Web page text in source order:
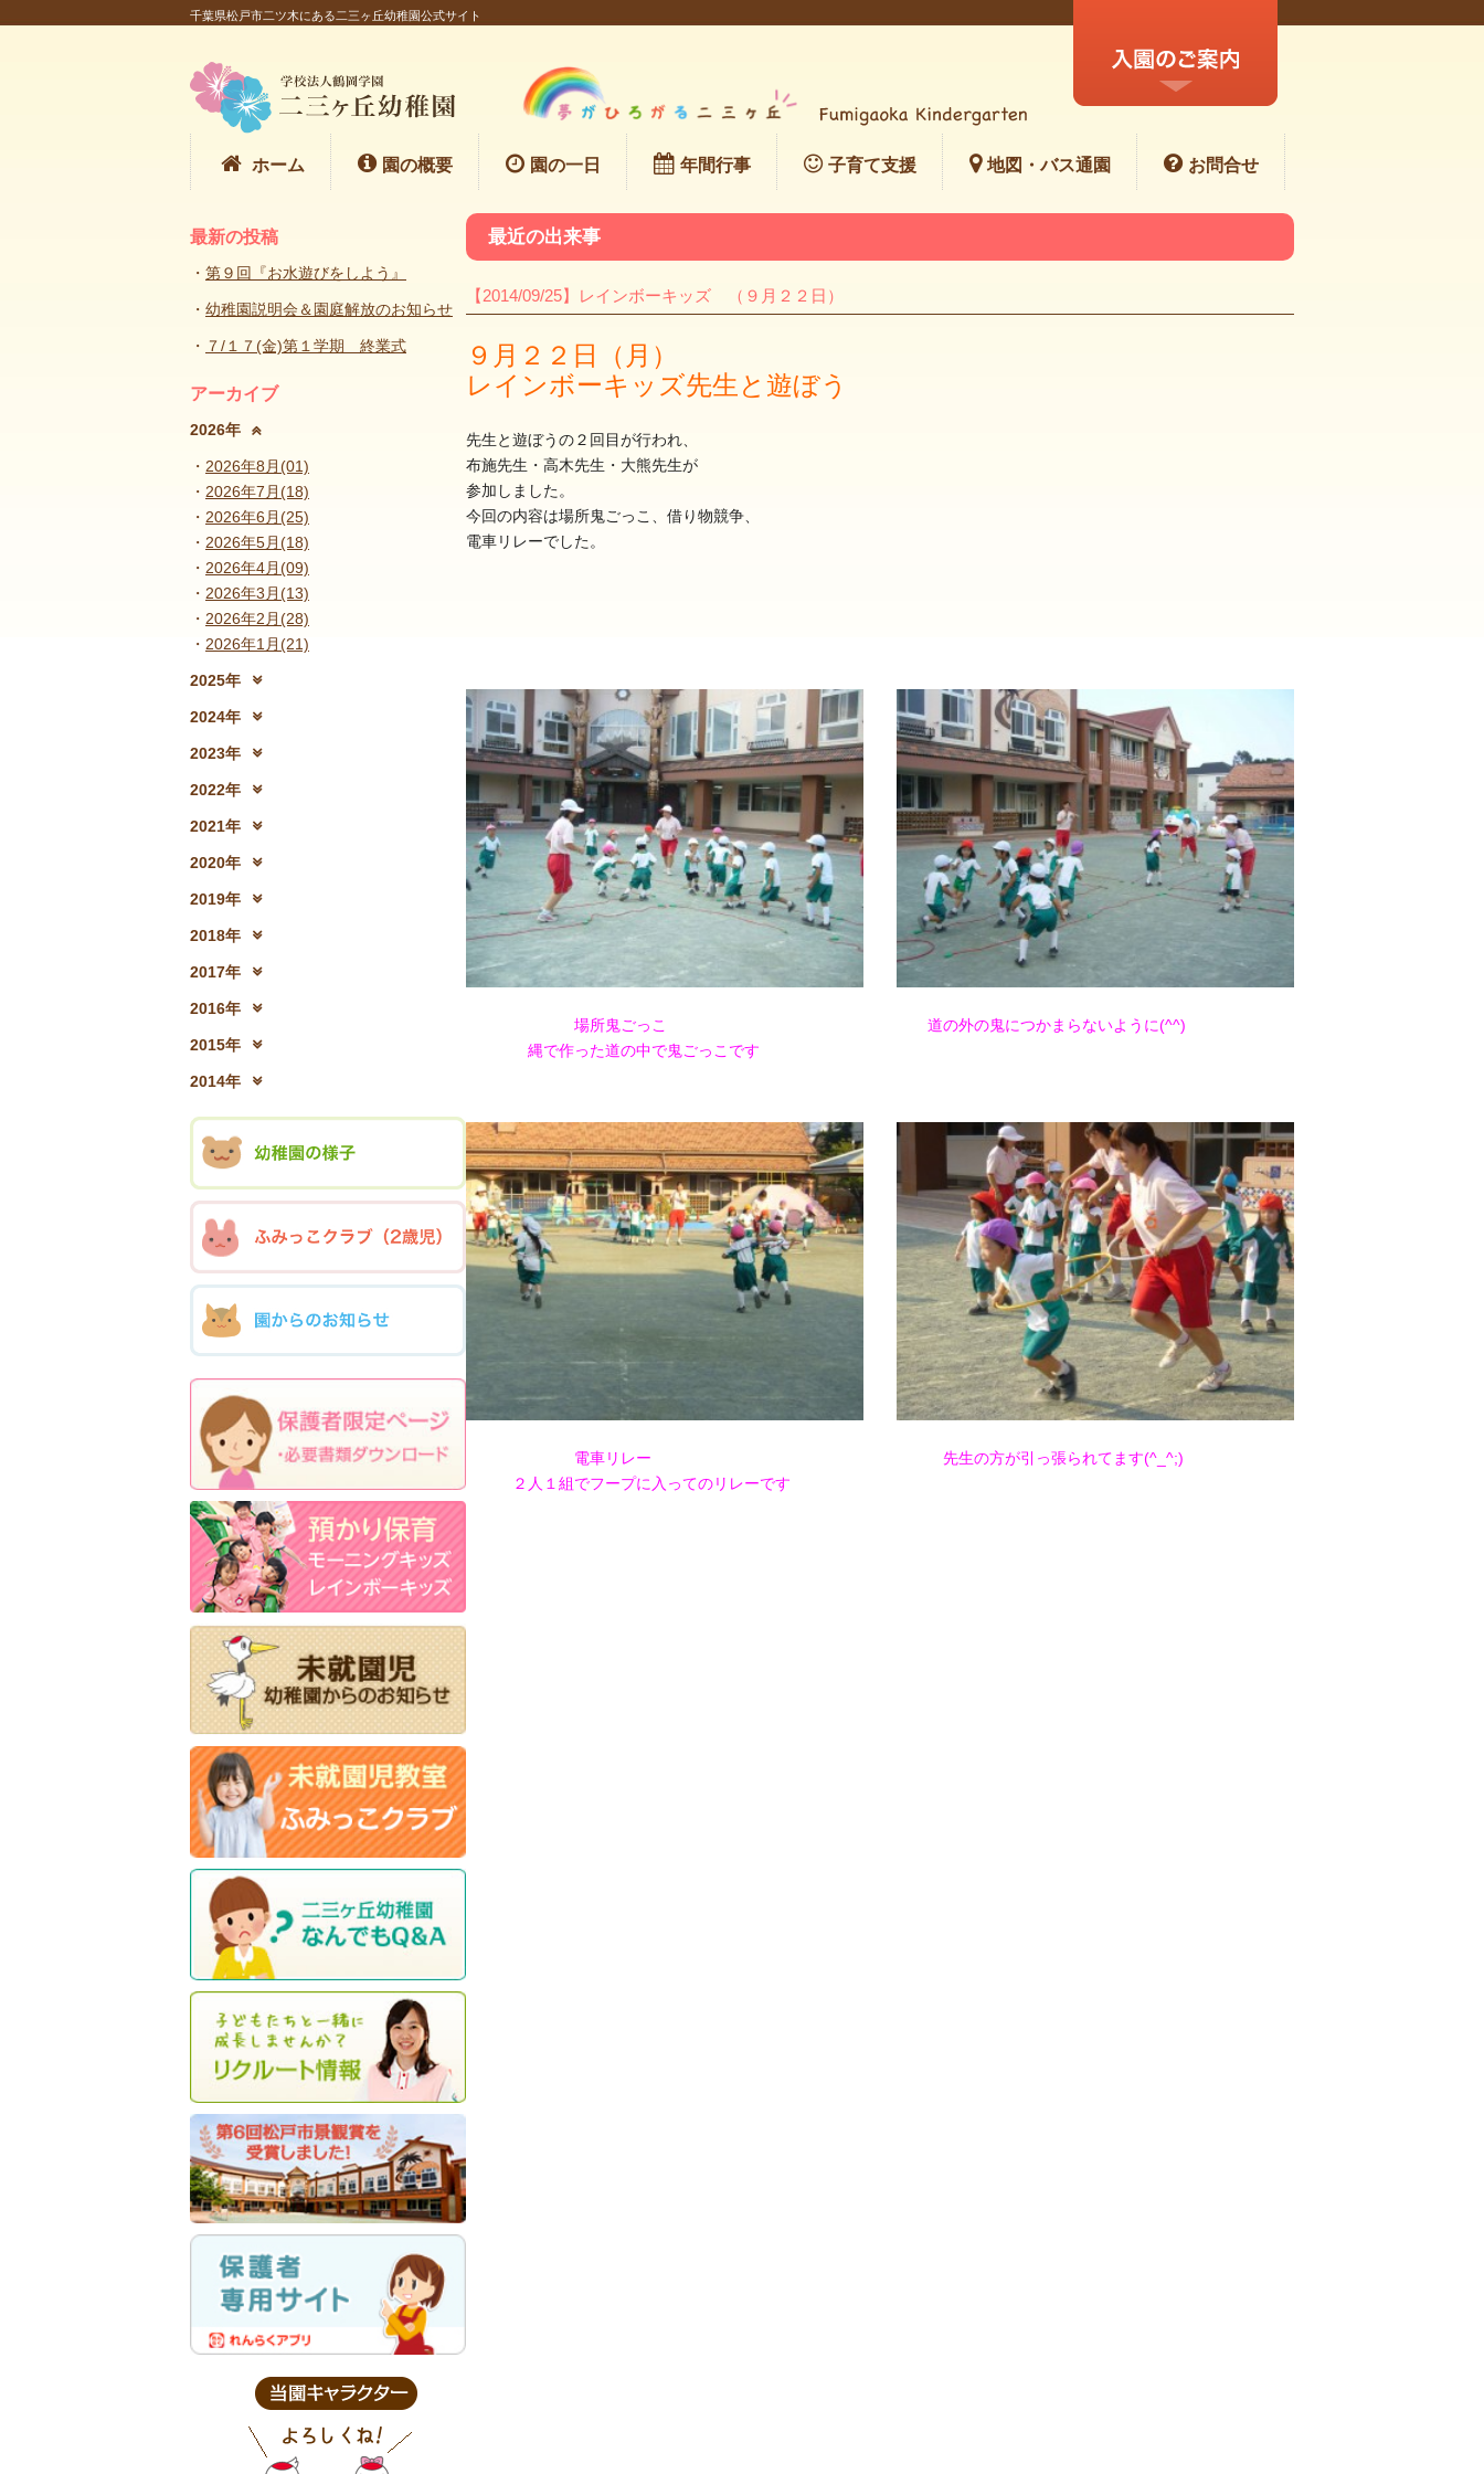
千葉県松戸市二ツ木にある二三ヶ丘幼稚園公式サイト
ホーム 園の概要 園の一日 年間行事 子育て支援 地図・バス通園 お問合せ
最新の投稿
第９回『お水遊びをしよう』
幼稚園説明会＆園庭解放のお知らせ
７/１７(金)第１学期 終業式
アーカイブ
2026年
2026年8月(01)
2026年7月(18)
2026年6月(25)
2026年5月(18)
2026年4月(09)
2026年3月(13)
2026年2月(28)
2026年1月(21)
2025年
2025年12月(15)
2025年11月(17) 2025年10月(23) 2025年9月(21)
2024年
2024年12月(18)
2024年11月(20) 2024年10月(31) 2024年9月(27)
2023年
2023年12月(19)
2023年11月(19) 2023年10月(32) 2023年9月(29)
2022年
2022年12月(13)
2022年11月(13) 2022年10月(28) 2022年9月(21)
2021年
2021年12月(08)
2021年11月(06) 2021年10月(08) 2021年9月(05)
2020年
2020年12月(10)
2020年11月(06) 2020年10月(13) 2020年9月(07)
2019年
2019年12月(10)
2019年11月(12) 2019年10月(09) 2019年9月(12)
2018年
2018年12月(08)
2018年11月(12) 2018年9月(08)
2017年
2017年12月(04)
2016年
2016年12月(03)
2016年11月(05) 2016年9月(08)
2015年
2015年12月(05)
2014年
最近の出来事
【2014/09/25】レインボーキッズ （９月２２日）
９月２２日（月）
レインボーキッズ先生と遊ぼう
先生と遊ぼうの２回目が行われ、
布施先生・高木先生・大熊先生が
参加しました。
今回の内容は場所鬼ごっこ、借り物競争、
電車リレーでした。
場所鬼ごっこ
縄で作った道の中で鬼ごっこです
道の外の鬼につかまらないように(^^)
電車リレー
２人１組でフープに入ってのリレーです
先生の方が引っ張られてます(^_^;)